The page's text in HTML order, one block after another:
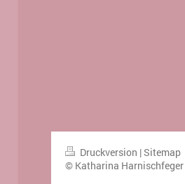
Druckversion |Sitemap
© Katharina Harnischfeger